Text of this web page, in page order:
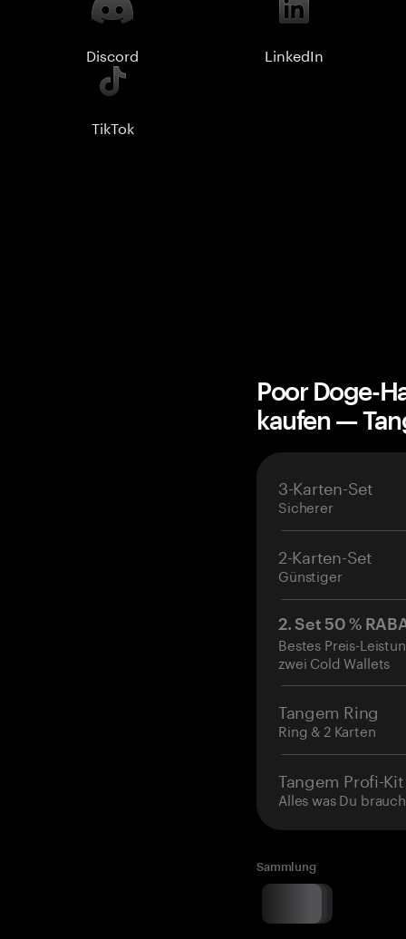
Discord LinkedIn
TikTok
Poor Doge-
kaufen —
3-Karten-Set
Sicherer
2-Karten-Set
Günstiger
2. Set 50 %
Bestes Preis-
zwei Cold Wallets
Tangem Ring
Ring & 2 Karten
Tangem Profi-Kit
Alles was Du
Sammlung